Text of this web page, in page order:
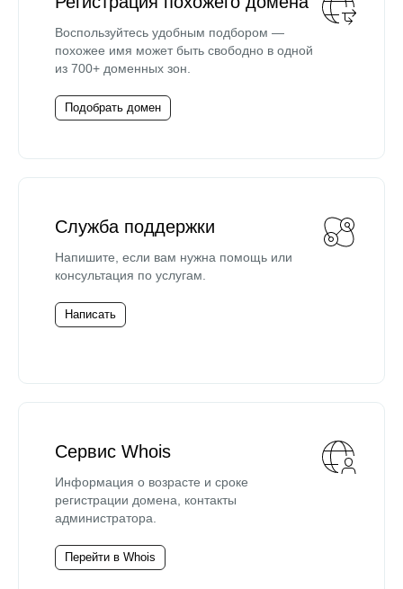
Воспользуйтесь удобным подбором —
похожее имя может быть свободно в одной
из 700+ доменных зон.
Подобрать домен
Служба поддержки
Напишите, если вам нужна помощь или
консультация по услугам.
Написать
Сервис Whois
Информация о возрасте и сроке
регистрации домена, контакты
администратора.
Перейти в Whois